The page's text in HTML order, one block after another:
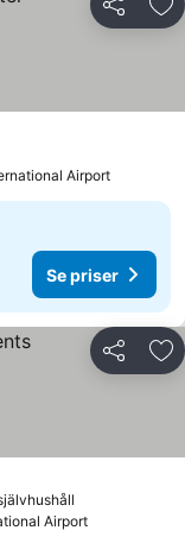
Dela
Airport
Se priser
Dela
Airport